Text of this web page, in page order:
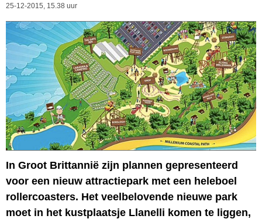
25-12-2015, 15.38 uur
In Groot Brittannië zijn plannen gepresenteerd
voor een nieuw attractiepark met een heleboel
rollercoasters. Het veelbelovende nieuwe park
moet in het kustplaatsje Llanelli komen te liggen,